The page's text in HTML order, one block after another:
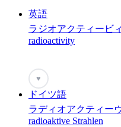
英語
ラジオアクティービ
radioactivity
♥
ドイツ語
ラディオアクティー
radioaktive Strahlen